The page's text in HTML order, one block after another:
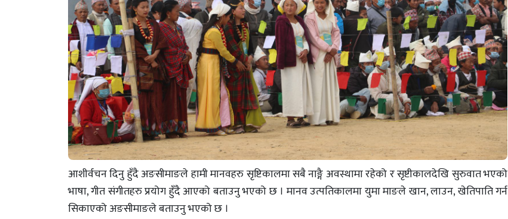
आशीर्वचन दिनु हुँदै अङसीमाङले हामी मानवहरु सृष्टिकालमा सबै नाङ्गै अवस्थामा रहेको र सृष्टीकालदेखि सुरुवात भएको
भाषा, गीत संगीतहरु प्रयोग हुँदै आएको बताउनु भएको छ । मानव उत्पतिकालमा युमा माङले खान, लाउन, खेतिपाति गर्न
सिकाएको अङसीमाङले बताउनु भएको छ ।